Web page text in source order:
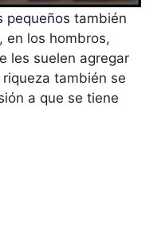
pequeños también
en los hombros,
les suelen agregar
también se
a que se tiene